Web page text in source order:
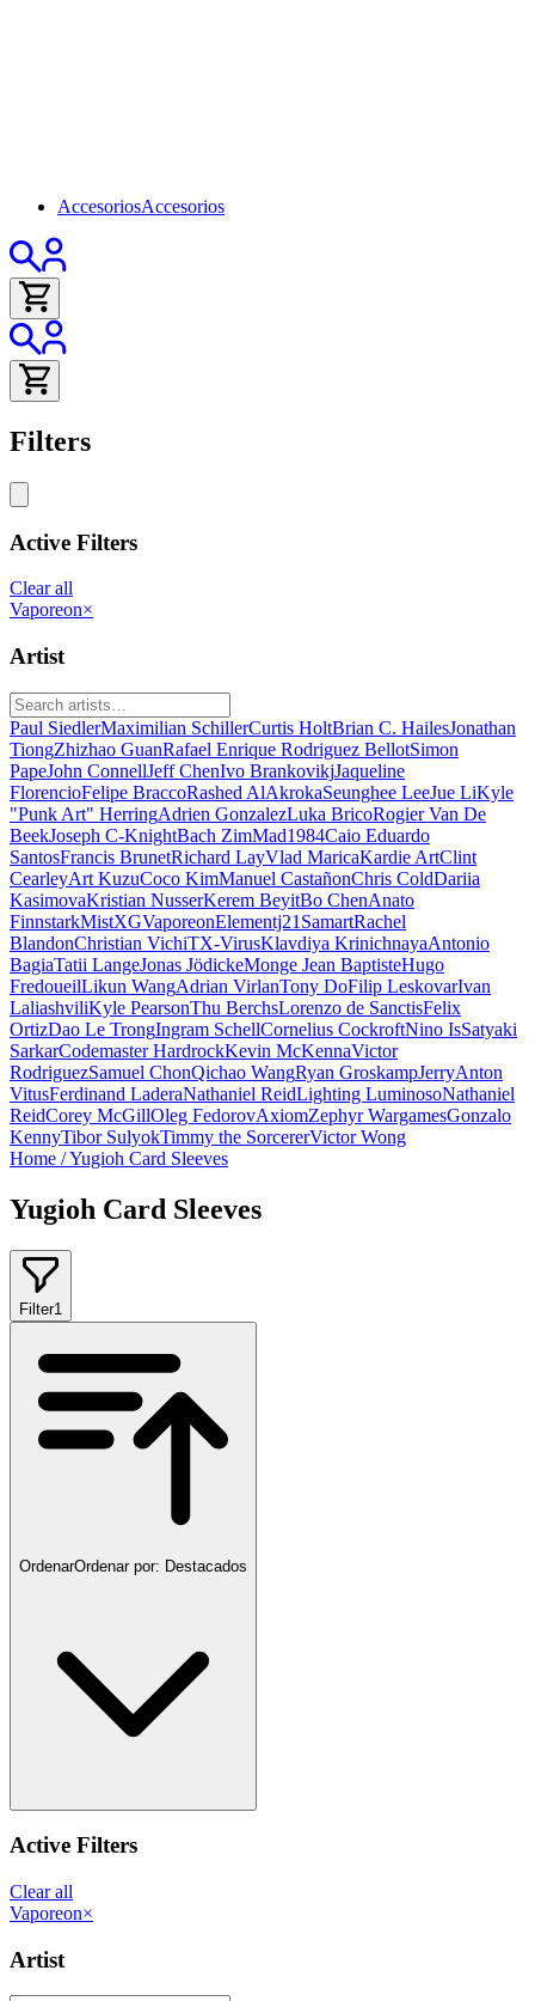
AccesoriosAccesorios
Filters
Active Filters
Clear all
Vaporeon×
Artist
Paul SiedlerMaximilian SchillerCurtis HoltBrian C. HailesJonathan
TiongZhizhao GuanRafael Enrique Rodriguez BellotSimon
PapeJohn ConnellJeff ChenIvo BrankovikjJaqueline
FlorencioFelipe BraccoRashed AlAkrokaSeunghee LeeJue LiKyle
"Punk Art" HerringAdrien GonzalezLuka BricoRogier Van De
BeekJoseph C-KnightBach ZimMad1984Caio Eduardo
SantosFrancis BrunetRichard LayVlad MaricaKardie ArtClint
CearleyArt KuzuCoco KimManuel CastañonChris ColdDariia
KasimovaKristian NusserKerem BeyitBo ChenAnato
FinnstarkMistXGVaporeonElementj21 SamartRachel
BlandonChristian VichiTX-VirusKlavdiya KrinichnayaAntonio
BagiaTatii LangeJonas JödickeMonge Jean BaptisteHugo
FredoueilLikun WangAdrian VirlanTony DoFilip LeskovarIvan
LaliashviliKyle PearsonThu BerchsLorenzo de SanctisFelix
OrtizDao Le TrongIngram SchellCornelius CockroftNino IsSatyaki
SarkarCodemaster HardrockKevin McKennaVictor
RodriguezSamuel ChonQichao WangRyan GroskampJerryAnton
VitusFerdinand LaderaNathaniel ReidLighting LuminosoNathaniel
ReidCorey McGillOleg FedorovAxiomZephyr WargamesGonzalo
KennyTibor SulyokTimmy the SorcererVictor Wong
Home /Yugioh Card Sleeves
Yugioh Card Sleeves
Filter1
OrdenarOrdenar por: Destacados
Active Filters
Clear all
Vaporeon×
Artist